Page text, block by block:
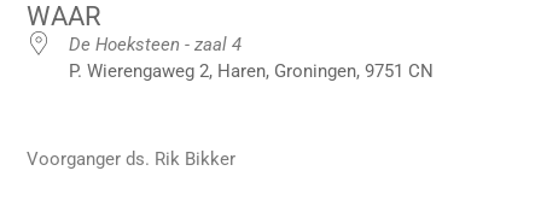
WAAR
De Hoeksteen - zaal 4
P. Wierengaweg 2, Haren, Groningen, 9751 CN
Voorganger ds. Rik Bikker